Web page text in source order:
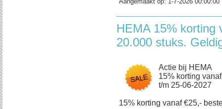
HEMA 15% korting
20.000 stuks.
Actie bij HEMA
15% korting
t/m 25-06-2027
15% korting vanaf €25,-